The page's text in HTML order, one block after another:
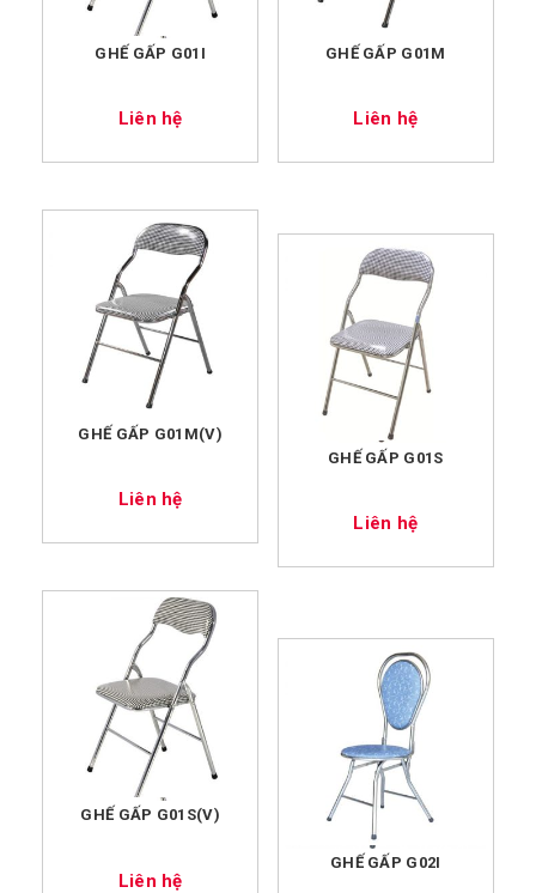
GHẾ GẤP G01I
Liên hệ
GHẾ GẤP G01M
Liên hệ
GHẾ GẤP G01M(V)
Liên hệ
GHẾ GẤP G01S
Liên hệ
GHẾ GẤP G01S(V)
Liên hệ
GHẾ GẤP G02I